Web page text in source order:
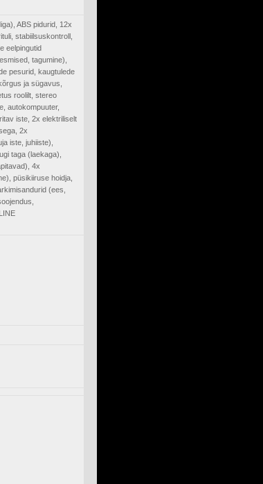
ABS pidurid, 12x
stabiilsuskontroll,
eelpingutid
tagumine),
pesurid, kaugtulede
ja sügavus,
roolilt, stereo
autokompuuter,
iste, 2x elektriliselt
2x
iste, juhiiste),
taga (laekaga),
4x
püsikiiruse hoidja,
(ees,